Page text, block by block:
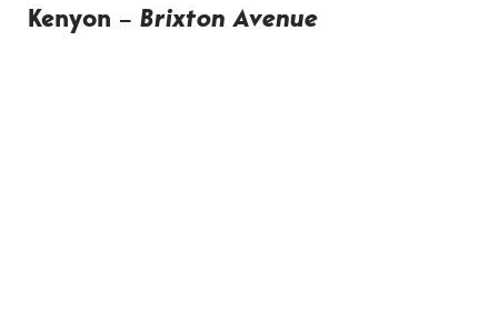
Kenyon – Brixton Avenue